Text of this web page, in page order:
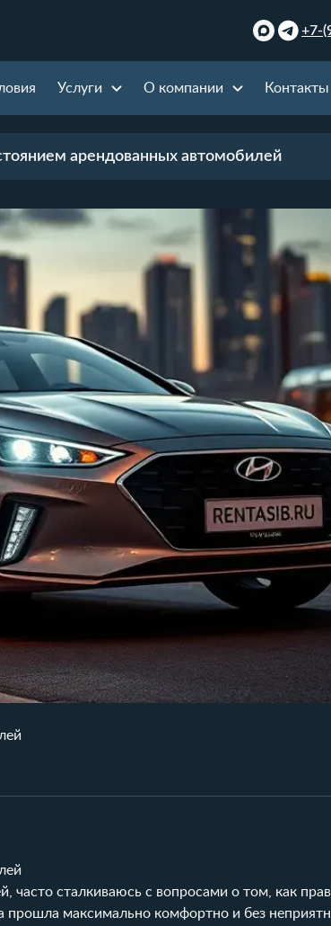
+7-
Услуги О компании Контакты
арендованных автомобилей
сталкиваюсь с вопросами о том, как
прошла максимально комфортно и без